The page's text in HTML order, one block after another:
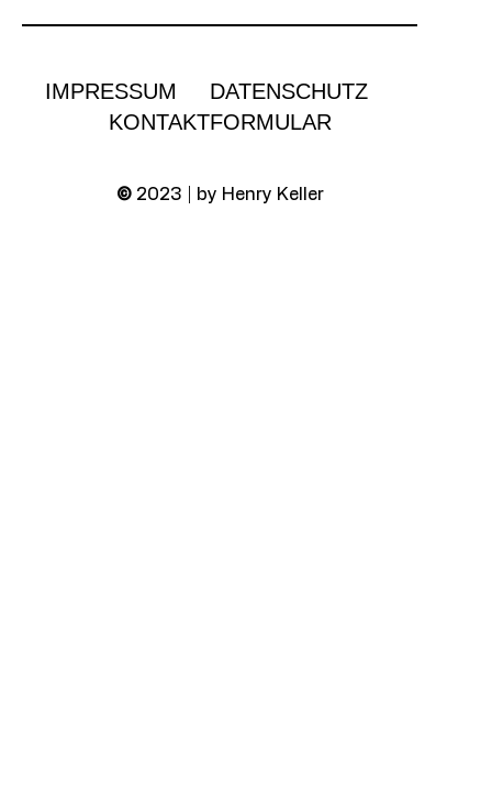
IMPRESSUM
DATENSCHUTZ
KONTAKTFORMULAR
©2023 | by Henry Keller